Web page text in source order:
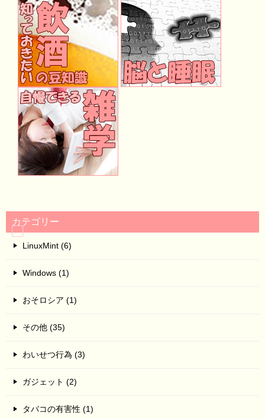
カテゴリー
LinuxMint (6)
Windows (1)
おそロシア (1)
その他 (35)
わいせつ行為 (3)
ガジェット (2)
タバコの有害性 (1)